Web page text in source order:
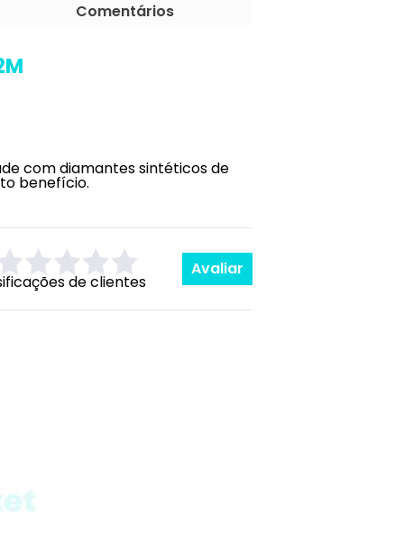
Comentários
com diamantes sintéticos de
benefício.
de clientes
Avaliar